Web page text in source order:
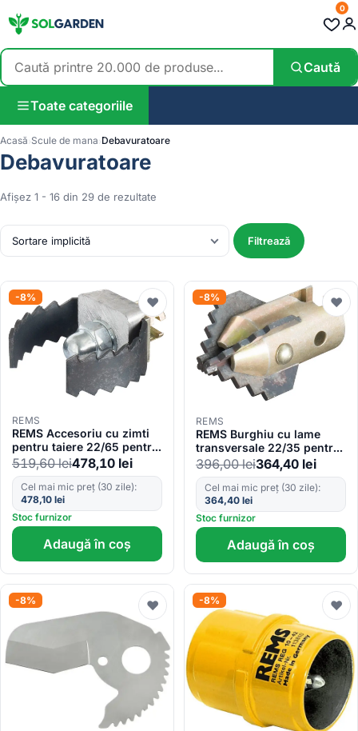
Caută
0
Toate categoriile
Acasă Scule de mana Debavuratoare
Debavuratoare
Afișez 1 - 16 din 29 de rezultate
Filtrează
-8% ♥
REMS
REMS Accesoriu cu zimti
pentru taiere 22/65 pentru
Cobra 22/32 172305
519,60lei478,10 lei
Cel mai mic preț (30 zile):
478,10 lei
Stoc furnizor
Adaugă în coș
-8% ♥
REMS
REMS Burghiu cu lame
transversale 22/35 pentru
Cobra 22/32 172290
396,00lei364,40 lei
Cel mai mic preț (30 zile):
364,40 lei
Stoc furnizor
Adaugă în coș
-8% ♥ -8% ♥